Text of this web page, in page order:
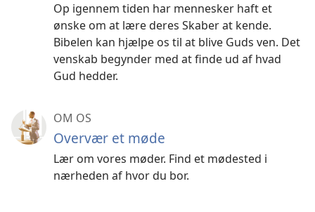
Op igennem tiden har mennesker haft et
ønske om at lære deres Skaber at kende.
Bibelen kan hjælpe os til at blive Guds ven. Det
venskab begynder med at finde ud af hvad
Gud hedder.
OM OS
Overvær et møde
Lær om vores møder. Find et mødested i
nærheden af hvor du bor.